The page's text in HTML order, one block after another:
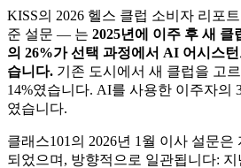
KISS의 2026 헬스 클럽 소비자 리포
준 설문 — 는 2025년에 이주 후 새
의 26%가 선택 과정에서 AI 어시스
습니다. 기존 도시에서 새 클럽을 고
14%였습니다. AI를 사용한 이주자의
였습니다.
클래스101의 2026년 1월 이사 설문
되었으며, 방향적으로 일관됩니다: